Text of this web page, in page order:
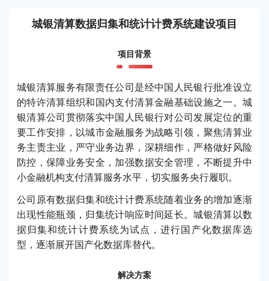
城银清算数据归集和统计计费系统建设项目
项目背景
城银清算服务有限责任公司是经中国人民银行批准设立
的特许清算组织和国内支付清算金融基础设施之一。城
银清算公司贯彻落实中国人民银行对公司发展定位的重
要工作安排，以城市金融服务为战略引领，聚焦清算业
务主责主业，严守业务边界，深耕细作，严格做好风险
防控，保障业务安全，加强数据安全管理，不断提升中
小金融机构支付清算服务水平，切实服务央行履职。
公司原有数据归集和统计计费系统随着业务的增加逐渐
出现性能瓶颈，归集统计响应时间延长。城银清算以数
据归集和统计计费系统为试点，进行国产化数据库选
型，逐渐展开国产化数据库替代。
解决方案